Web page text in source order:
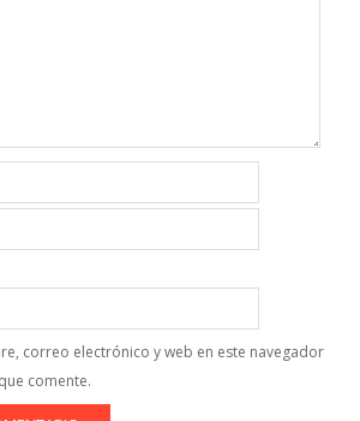
correo electrónico y web en este navegador
comente.